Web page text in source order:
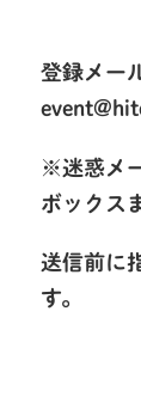
登録メー
※迷惑メ
ボックス
送信前に
す。